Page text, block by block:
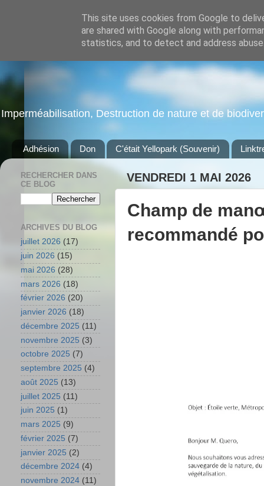
Imperméabilisation, Destruction de nature et de
Adhésion Don C'était Yellopark (Souvenir)
VENDREDI 1 MAI 2026
Champ de
recommandé
RECHERCHER DANS
CE BLOG
ARCHIVES DU BLOG
juillet 2026 (17)
juin 2026 (15)
mai 2026 (28)
mars 2026 (18)
février 2026 (20)
janvier 2026 (18)
décembre 2025 (11)
novembre 2025 (3)
octobre 2025 (7)
septembre 2025 (4)
août 2025 (13)
juillet 2025 (11)
juin 2025 (1)
mars 2025 (9)
février 2025 (7)
janvier 2025 (2)
décembre 2024 (4)
novembre 2024 (11)
This site uses cookies from Google to
are shared with Google along with
statistics, and to detect and address